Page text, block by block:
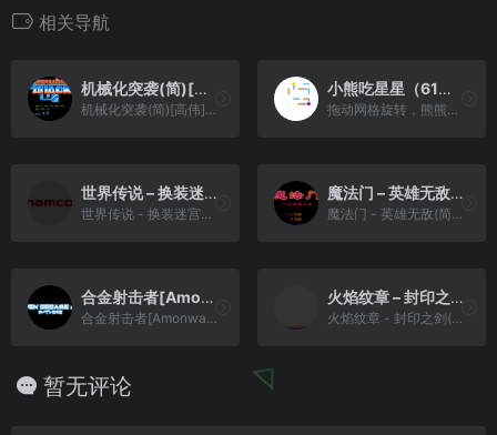
相关导航
机械化突袭(简)[高伟](US)[STG](1.5Mb)
机械化突袭(简)[高伟](US)[STG](1.5Mb)
小熊吃星星（61关）
拖动网格旋转，熊熊和星星随着网格移动，橙色链接保持原位；蓝色链接随网格移动，旋转网格以不同方式连接蓝色和橙色链接。
世界传说 – 换装迷宫3[盗版&游戏炒饭](繁)(JP)(128Mb)
世界传说 - 换装迷宫3[盗版&游戏炒饭](繁)(JP)(128Mb)
魔法门 – 英雄无敌(简)[外星科技](CN)[SLG](4Mb)
魔法门 - 英雄无敌(简)[外星科技](CN)[SLG](4Mb)
合金射击者[Amonwang](繁)(JP)(64Mb)
合金射击者[Amonwang](繁)(JP)(64Mb)
火焰纹章 – 封印之剑(狼组+火花天龙剑)v1.1 2006090701版 64.00
火焰纹章 - 封印之剑(狼组+火花天龙剑)v1.1 2006090701版 64.00
暂无评论